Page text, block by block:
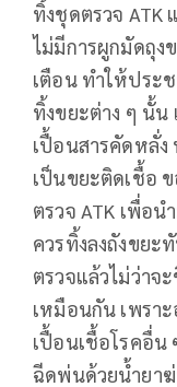
ทิ้งชุดตรวจ ATK
ไม่มีการผูกมัดถุ
เตือน ทำให้ประ
ทิ้งขยะต่าง ๆ นั้น
เปื้อนสารคัดหลั่
เป็นขยะติดเชื้อ
ตรวจ ATK เพื่อน
ควรทิ้งลงถังขยะ
ตรวจแล้วไม่ว่าจ
เหมือนกัน เพรา
เปื้อนเชื้อโรคอื่น
ฉีดพ่นด้วยน้ำยาฆ่